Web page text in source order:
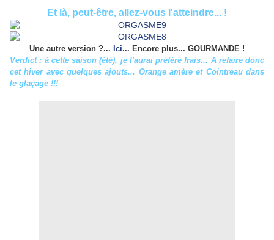
Et là, peut-être, allez-vous l'atteindre... !
Une autre version ?... Ici... Encore plus... GOURMANDE !
Verdict : à cette saison (été), je l'aurai préféré frais... A refaire donc
cet hiver avec quelques ajouts... Orange amère et Cointreau dans
le glaçage !!!